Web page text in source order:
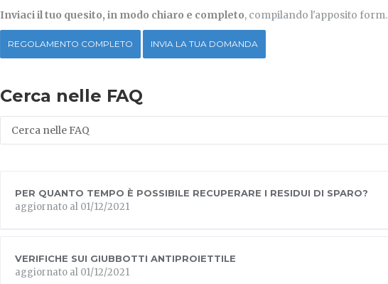
Inviaci il tuo quesito, in modo chiaro e completo, compilando l'apposito form.
REGOLAMENTO COMPLETO INVIA LA TUA DOMANDA
Cerca nelle FAQ
PER QUANTO TEMPO È POSSIBILE RECUPERARE I RESIDUI DI SPARO?
aggiornato al 01/12/2021
VERIFICHE SUI GIUBBOTTI ANTIPROIETTILE
aggiornato al 01/12/2021